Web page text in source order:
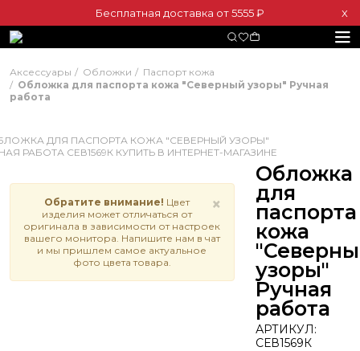
Бесплатная доставка от 5555 ₽ Х
Аксессуары Обложки
Паспорт кожа
Обложка для паспорта кожа "Северный узоры" Ручная
работа
×
Обратите внимание! Цвет
изделия может отличаться от
оригинала в зависимости от настроек
вашего монитора. Напишите нам в чат
и мы пришлем самое актуальное
фото цвета товара.
Обложка
для
паспорта
кожа
узоры"
Ручная
работа
АРТИКУЛ:
СЕВ1569К